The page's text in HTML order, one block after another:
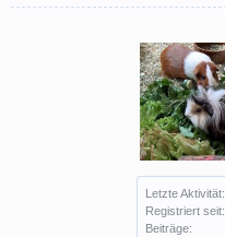
Letzte Aktivität:
Registriert seit:
Beiträge: